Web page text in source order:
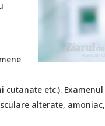
etc.).
alterate,